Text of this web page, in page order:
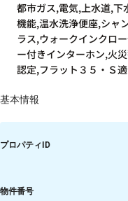
都市ガス,電気,上水道,下
機能,温水洗浄便座,シャ
ラス,ウォークインクロ
ー付きインターホン,火
認定,フラット３５・Ｓ
基本情報
プロパティID
物件番号